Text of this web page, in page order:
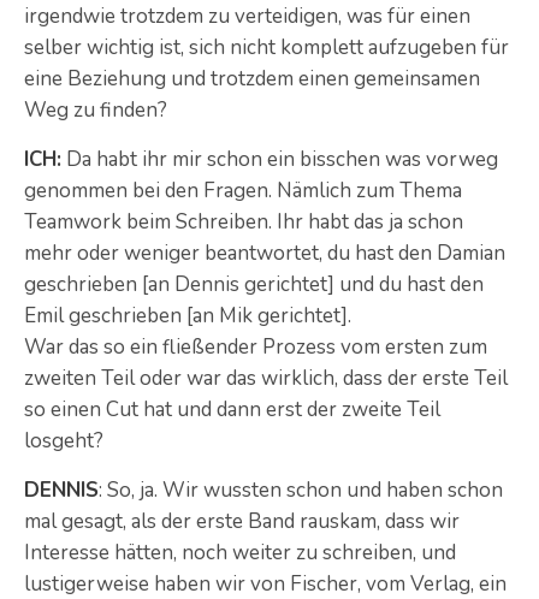
irgendwie trotzdem zu verteidigen, was für einen
selber wichtig ist, sich nicht komplett aufzugeben für
eine Beziehung und trotzdem einen gemeinsamen
Weg zu finden?
ICH: Da habt ihr mir schon ein bisschen was vorweg
genommen bei den Fragen. Nämlich zum Thema
Teamwork beim Schreiben. Ihr habt das ja schon
mehr oder weniger beantwortet, du hast den Damian
geschrieben [an Dennis gerichtet] und du hast den
Emil geschrieben [an Mik gerichtet].
War das so ein fließender Prozess vom ersten zum
zweiten Teil oder war das wirklich, dass der erste Teil
so einen Cut hat und dann erst der zweite Teil
losgeht?
DENNIS: So, ja. Wir wussten schon und haben schon
mal gesagt, als der erste Band rauskam, dass wir
Interesse hätten, noch weiter zu schreiben, und
lustigerweise haben wir von Fischer, vom Verlag, ein